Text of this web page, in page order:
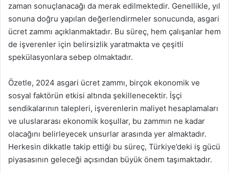
zaman sonuçlanacağı da merak edilmektedir. Genellikle, yıl
sonuna doğru yapılan değerlendirmeler sonucunda, asgari
ücret zammı açıklanmaktadır. Bu süreç, hem çalışanlar hem
de işverenler için belirsizlik yaratmakta ve çeşitli
spekülasyonlara sebep olmaktadır.
Özetle, 2024 asgari ücret zammı, birçok ekonomik ve
sosyal faktörün etkisi altında şekillenecektir. İşçi
sendikalarının talepleri, işverenlerin maliyet hesaplamaları
ve uluslararası ekonomik koşullar, bu zammın ne kadar
olacağını belirleyecek unsurlar arasında yer almaktadır.
Herkesin dikkatle takip ettiği bu süreç, Türkiye’deki iş gücü
piyasasının geleceği açısından büyük önem taşımaktadır.